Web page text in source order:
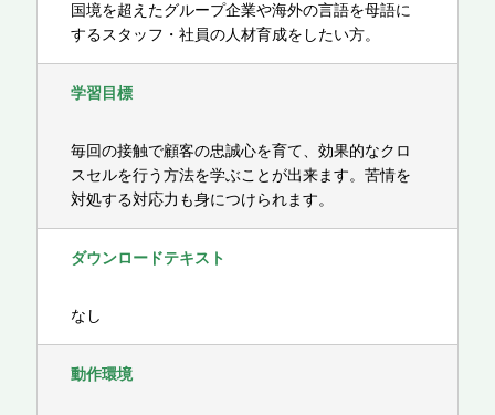
国境を超えたグループ企業や海外の言語を母語に
するスタッフ・社員の人材育成をしたい方。
学習目標
毎回の接触で顧客の忠誠心を育て、効果的なクロ
スセルを行う方法を学ぶことが出来ます。苦情を
対処する対応力も身につけられます。
ダウンロードテキスト
なし
動作環境